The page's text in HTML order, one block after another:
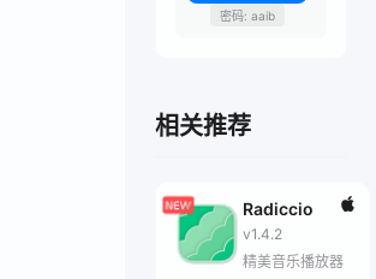
密码: aaib
相关推荐
Radiccio
v1.4.2
精美音乐播放器